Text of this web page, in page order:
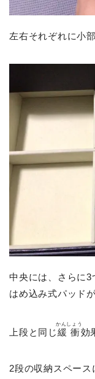
左右それぞれに小
中央には、さらに
はめ込み式パッドが
上段と同じ緩衝
かんしょう
効
2段の収納スペース